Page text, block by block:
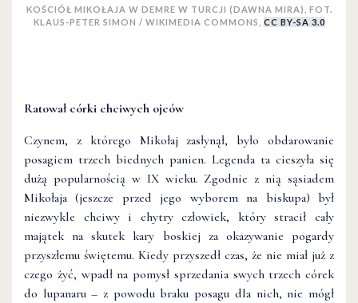
KOŚCIÓŁ MIKOŁAJA W DEMRE W TURCJI (DAWNA MIRA), FOT.
KLAUS-PETER SIMON / WIKIMEDIA COMMONS, CC BY-SA 3.0
Ratował córki chciwych ojców
Czynem, z którego Mikołaj zasłynął, było obdarowanie
posagiem trzech biednych panien. Legenda ta cieszyła się
dużą popularnością w IX wieku. Zgodnie z nią sąsiadem
Mikołaja (jeszcze przed jego wyborem na biskupa) był
niezwykle chciwy i chytry człowiek, który stracił cały
majątek na skutek kary boskiej za okazywanie pogardy
przyszłemu świętemu. Kiedy przyszedł czas, że nie miał już z
czego żyć, wpadł na pomysł sprzedania swych trzech córek
do lupanaru – z powodu braku posagu dla nich, nie mógł